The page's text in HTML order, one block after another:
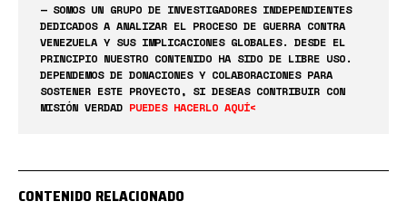
— SOMOS UN GRUPO DE INVESTIGADORES INDEPENDIENTES
DEDICADOS A ANALIZAR EL PROCESO DE GUERRA CONTRA
VENEZUELA Y SUS IMPLICACIONES GLOBALES. DESDE EL
PRINCIPIO NUESTRO CONTENIDO HA SIDO DE LIBRE USO.
DEPENDEMOS DE DONACIONES Y COLABORACIONES PARA
SOSTENER ESTE PROYECTO, SI DESEAS CONTRIBUIR CON
MISIÓN VERDAD PUEDES HACERLO AQUÍ<
CONTENIDO RELACIONADO